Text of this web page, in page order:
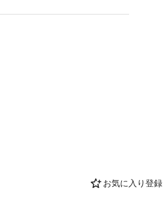
お気に入り登録
プラネタリウム解説コンクー
た。 当初の目的のとおり、著
えています。